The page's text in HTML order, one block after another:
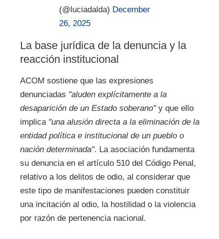
(@luciadalda) December
26, 2025
La base jurídica de la denuncia y la
reacción institucional
ACOM sostiene que las expresiones
denunciadas "aluden explícitamente a la
desaparición de un Estado soberano"y que ello
implica "una alusión directa a la eliminación de la
entidad política e institucional de un pueblo o
nación determinada". La asociación fundamenta
su denuncia en el artículo 510 del Código Penal,
relativo a los delitos de odio, al considerar que
este tipo de manifestaciones pueden constituir
una incitación al odio, la hostilidad o la violencia
por razón de pertenencia nacional.